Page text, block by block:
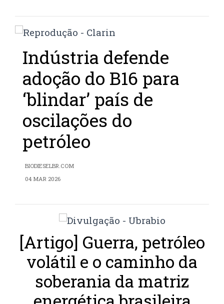
Indústria defende
adoção do B16 para
‘blindar’ país de
oscilações do
petróleo
BIODIESELBR.COM
04 MAR 2026
[Artigo] Guerra, petróleo
volátil e o caminho da
soberania da matriz